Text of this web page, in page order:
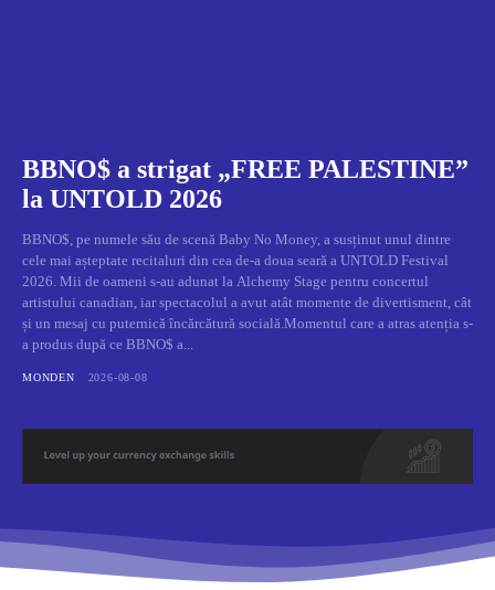
BBNO$ a strigat „FREE PALESTINE”
la UNTOLD 2026
BBNO$, pe numele său de scenă Baby No Money, a susținut unul dintre
cele mai așteptate recitaluri din cea de-a doua seară a UNTOLD Festival
2026. Mii de oameni s-au adunat la Alchemy Stage pentru concertul
artistului canadian, iar spectacolul a avut atât momente de divertisment, cât
și un mesaj cu puternică încărcătură socială.Momentul care a atras atenția s-
a produs după ce BBNO$ a...
MONDEN 2026-08-08